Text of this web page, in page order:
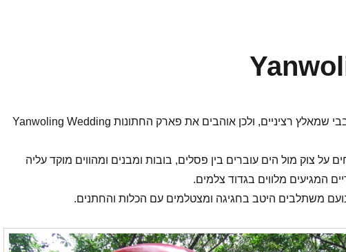
הסינים הם חובבי שמאלץ רציניים, ולכן אוהבים את פארק החתונות Yanwoling Wedding
על צוק מול הים עוברים בין פסלים, בובות ומבנים ומהווים מוקד עליה
המגיעים מלווים בגדוד צלמים.
משתלבים היטב בחגיגה ומצטלמים עם הכלות והחתנים.